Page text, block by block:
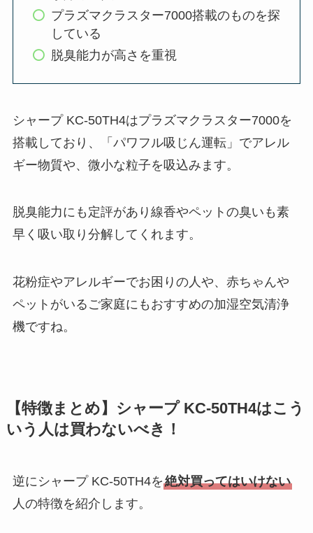
プラズマクラスター7000搭載のものを探
している
脱臭能力が高さを重視
シャープ KC-50TH4はプラズマクラスター7000を
搭載しており、「パワフル吸じん運転」でアレル
ギー物質や、微小な粒子を吸込みます。
脱臭能力にも定評があり線香やペットの臭いも素
早く吸い取り分解してくれます。
花粉症やアレルギーでお困りの人や、赤ちゃんや
ペットがいるご家庭にもおすすめの加湿空気清浄
機ですね。
【特徴まとめ】シャープ KC-50TH4はこう
いう人は買わないべき！
逆にシャープ KC-50TH4を絶対買ってはいけない
人の特徴を紹介します。